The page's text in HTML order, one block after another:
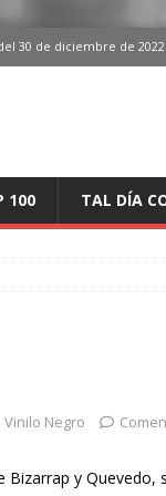
30 de diciembre de
España, del 30 de
en España, del 30 de
100 TAL DÍA
Vinilo Negro
Bizarrap y Quevedo,